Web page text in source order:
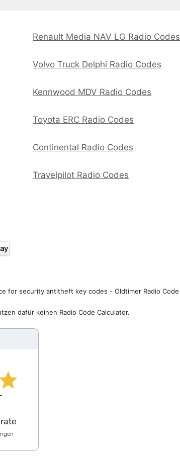
Renault Media NAV LG Radio Codes
Volvo Truck Delphi Radio Codes
Kennwood MDV Radio Codes
Toyota ERC Radio Codes
Continental Radio Codes
Travelpilot Radio Codes
for security antitheft key codes - Oldtimer Radio Code
dafür keinen Radio Code Calculator.